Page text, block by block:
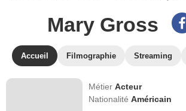
Mary Gross
Accueil Filmographie Streaming
MétierActeur
NationalitéAméricain